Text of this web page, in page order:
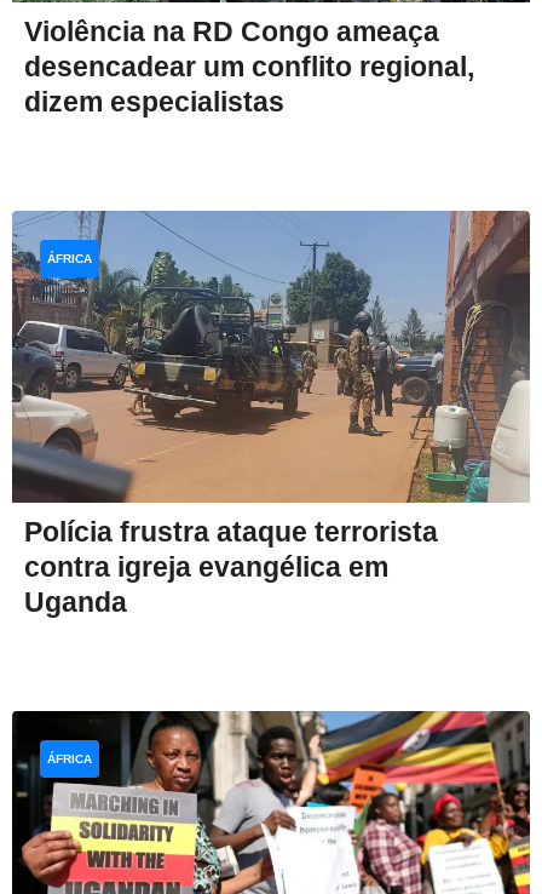
Violência na RD Congo ameaça
desencadear um conflito regional,
dizem especialistas
Polícia frustra ataque terrorista
contra igreja evangélica em
Uganda
ÁFRICA
ÁFRICA